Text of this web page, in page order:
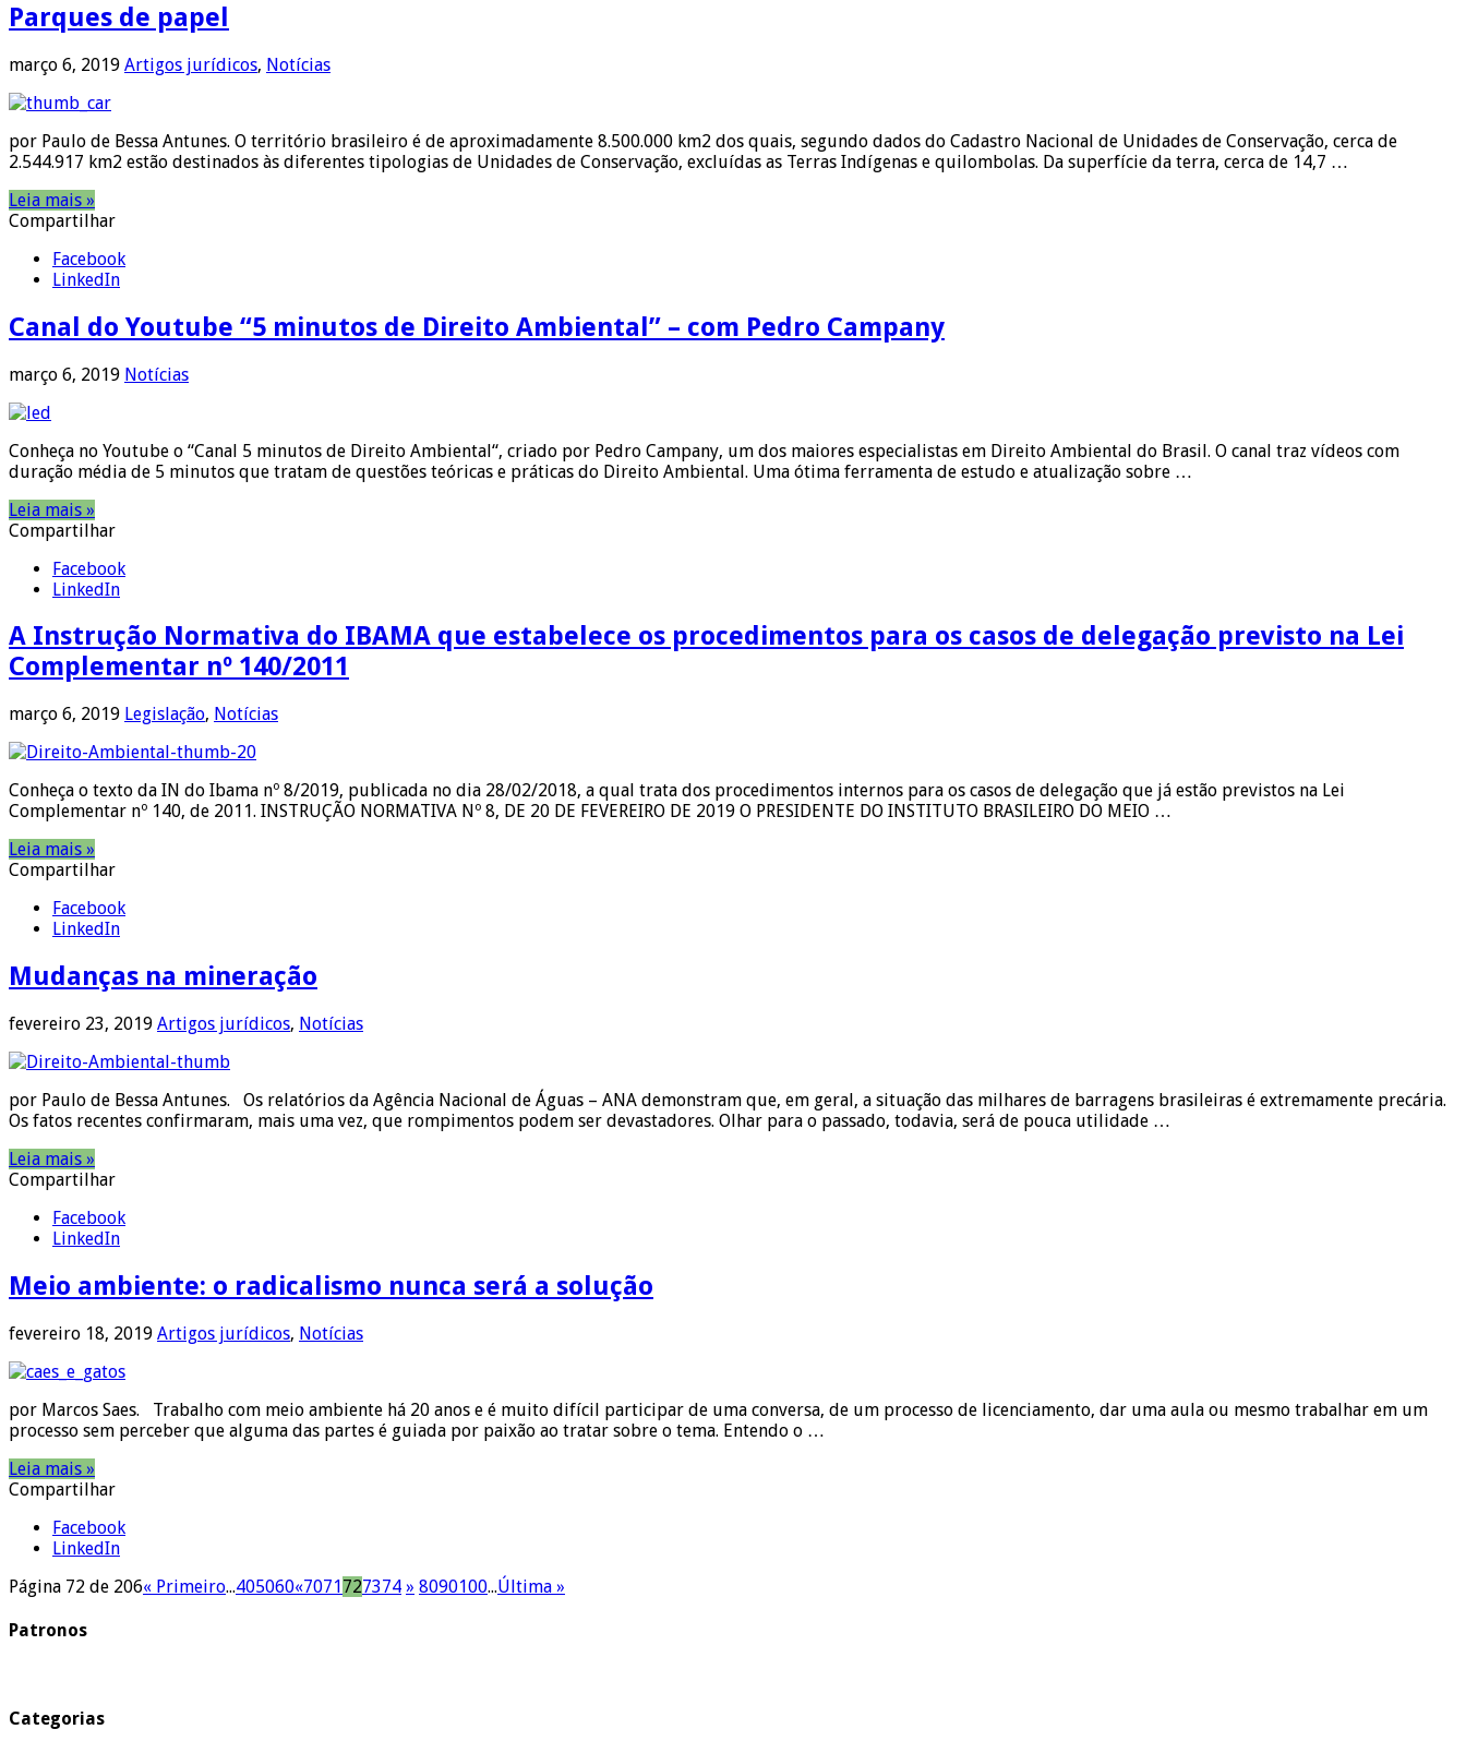
Parques de papel
março 6, 2019 Artigos jurídicos, Notícias
por Paulo de Bessa Antunes. O território brasileiro é de aproximadamente 8.500.000 km2 dos quais, segundo dados do Cadastro Nacional de Unidades de Conservação, cerca de
2.544.917 km2 estão destinados às diferentes tipologias de Unidades de Conservação, excluídas as Terras Indígenas e quilombolas. Da superfície da terra, cerca de 14,7 …
Leia mais »
Compartilhar
Facebook
LinkedIn
Canal do Youtube “5 minutos de Direito Ambiental” – com Pedro Campany
março 6, 2019 Notícias
Conheça no Youtube o “Canal 5 minutos de Direito Ambiental“, criado por Pedro Campany, um dos maiores especialistas em Direito Ambiental do Brasil. O canal traz vídeos com
duração média de 5 minutos que tratam de questões teóricas e práticas do Direito Ambiental. Uma ótima ferramenta de estudo e atualização sobre …
Leia mais »
Compartilhar
Facebook
LinkedIn
A Instrução Normativa do IBAMA que estabelece os procedimentos para os casos de delegação previsto na Lei
Complementar nº 140/2011
março 6, 2019 Legislação, Notícias
Conheça o texto da IN do Ibama nº 8/2019, publicada no dia 28/02/2018, a qual trata dos procedimentos internos para os casos de delegação que já estão previstos na Lei
Complementar nº 140, de 2011. INSTRUÇÃO NORMATIVA Nº 8, DE 20 DE FEVEREIRO DE 2019 O PRESIDENTE DO INSTITUTO BRASILEIRO DO MEIO …
Leia mais »
Compartilhar
Facebook
LinkedIn
Mudanças na mineração
fevereiro 23, 2019 Artigos jurídicos, Notícias
por Paulo de Bessa Antunes. Os relatórios da Agência Nacional de Águas – ANA demonstram que, em geral, a situação das milhares de barragens brasileiras é extremamente precária.
Os fatos recentes confirmaram, mais uma vez, que rompimentos podem ser devastadores. Olhar para o passado, todavia, será de pouca utilidade …
Leia mais »
Compartilhar
Facebook
LinkedIn
Meio ambiente: o radicalismo nunca será a solução
fevereiro 18, 2019 Artigos jurídicos, Notícias
por Marcos Saes. Trabalho com meio ambiente há 20 anos e é muito difícil participar de uma conversa, de um processo de licenciamento, dar uma aula ou mesmo trabalhar em um
processo sem perceber que alguma das partes é guiada por paixão ao tratar sobre o tema. Entendo o …
Leia mais »
Compartilhar
Facebook
LinkedIn
Página 72 de 206« Primeiro...405060«7071727374 » 8090100...Última »
Patronos
Categorias